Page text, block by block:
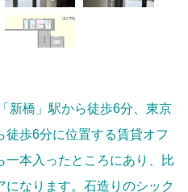
新橋」駅から徒歩6分、東京
徒歩6分に位置する賃貸オフ
一本入ったところにあり、比
なります。石造りのシック